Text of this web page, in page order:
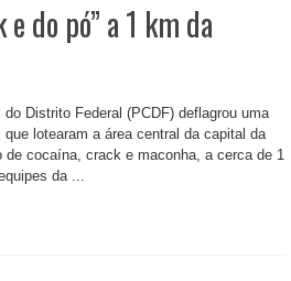
do pó” a 1 km da
Distrito Federal (PCDF) deflagrou uma
lotearam a área central da capital da
de cocaína, crack e maconha, a cerca de 1
da ...